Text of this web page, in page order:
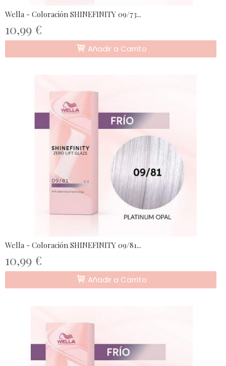
Wella - Coloración SHINEFINITY 09/73...
10,99 €
Añadir a Carrito
Wella - Coloración SHINEFINITY 09/81...
10,99 €
Añadir a Carrito